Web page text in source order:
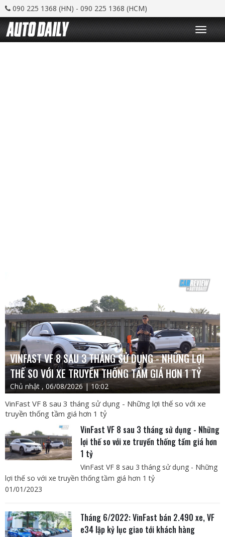
090 225 1368 (HN) - 090 225 1368 (HCM)
T
o
g
VINFAST VF 8 SAU 3 THÁNG SỬ DỤNG - NHỮNG LỢI
THẾ SO VỚI XE TRUYỀN THỐNG TẦM GIÁ HƠN 1 TỶ
Chủ nhật , 06/08/2026 | 10:02
VinFast VF 8 sau 3 tháng sử dụng - Những lợi thế so với xe
truyền thống tầm giá hơn 1 tỷ
VinFast VF 8 sau 3 tháng sử dụng - Những
lợi thế so với xe truyền thống tầm giá hơn
1 tỷ
VinFast VF 8 sau 3 tháng sử dụng - Những
lợi thế so với xe truyền thống tầm giá hơn 1 tỷ
01/01/2023
Tháng 6/2022: VinFast bán 2.490 xe, VF
e34 lập kỷ lục giao tới khách hàng